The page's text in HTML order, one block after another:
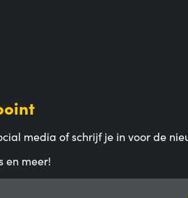
media of schrijf je in voor de
en meer!